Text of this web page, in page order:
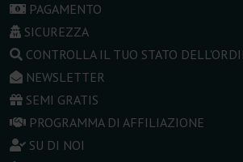
PAGAMENTO
SICUREZZA
CONTROLLA IL TUO STATO
NEWSLETTER
SEMI GRATIS
PROGRAMMA DI AFFILIAZIONE
SU DI NOI